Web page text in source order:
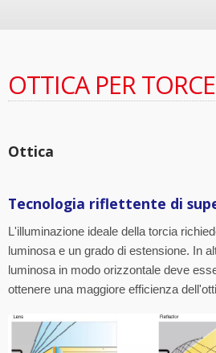
OTTICA PER TORCE
Ottica
Tecnologia riflettente di
L'illuminazione ideale della torcia
luminosa e un grado di estensione. In
luminosa in modo orizzontale deve
ottenere una maggiore efficienza